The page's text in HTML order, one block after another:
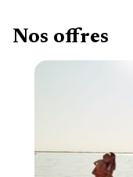
Nos offres